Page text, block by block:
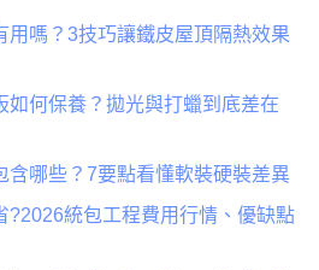
用嗎？3技巧讓鐵皮屋頂隔熱效果
如何保養？拋光與打蠟到底差在
含哪些？7要點看懂軟裝硬裝差異
?2026統包工程費用行情、優缺點